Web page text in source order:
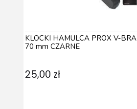
KLOCKI HAMULCA PROX V-
70 mm CZARNE
25,00 zł